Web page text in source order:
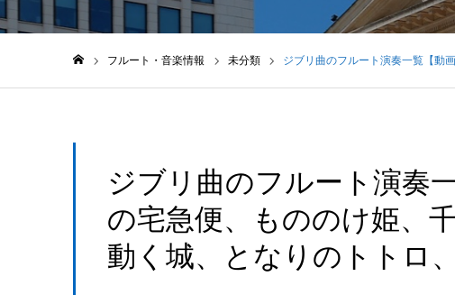
フルート・音楽情報 未分類 ジブリ曲のフルート演奏一覧【動
ジブリ曲のフルート演奏
の宅急便、もののけ姫、
動く城、となりのトトロ